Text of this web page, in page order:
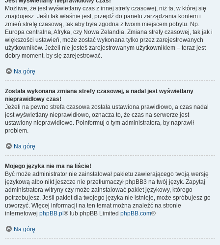
Możliwe, że jest wyświetlany czas z innej strefy czasowej, niż ta, w której się
znajdujesz. Jeśli tak właśnie jest, przejdź do panelu zarządzania kontem i
zmień strefę czasową, tak aby była zgodna z twoim miejscem pobytu. Np.
Europa centralna, Afryka, czy Nowa Zelandia. Zmiana strefy czasowej, tak jak i
większości ustawień, może zostać wykonana tylko przez zarejestrowanych
użytkowników. Jeżeli nie jesteś zarejestrowanym użytkownikiem – teraz jest
dobry moment, by się zarejestrować.
Na górę
Została wykonana zmiana strefy czasowej, a nadal jest wyświetlany
nieprawidłowy czas!
Jeżeli na pewno strefa czasowa została ustawiona prawidłowo, a czas nadal
jest wyświetlany nieprawidłowo, oznacza to, że czas na serwerze jest
ustawiony nieprawidłowo. Poinformuj o tym administratora, by naprawił
problem.
Na górę
Mojego języka nie ma na liście!
Być może administrator nie zainstalował pakietu zawierającego twoją wersję
językową albo nikt jeszcze nie przetłumaczył phpBB3 na twój język. Zapytaj
administratora witryny czy może zainstalować pakiet językowy, którego
potrzebujesz. Jeśli pakiet dla twojego języka nie istnieje, może spróbujesz go
utworzyć. Więcej informacji na ten temat można znaleźć na stronie
internetowej phpBB.pl ® lub phpBB Limited phpBB.com®
Na górę